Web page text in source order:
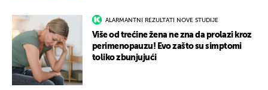
ALARMANTNI REZULTATI NOVE STUDIJE
Više od trećine žena ne zna da prolazi kroz
perimenopauzu! Evo zašto su simptomi
toliko zbunjujući